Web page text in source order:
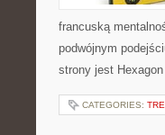
francuską
podwójnym
strony jest
CATEGORIES: